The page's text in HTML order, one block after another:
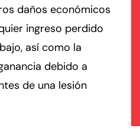
daños económicos
ingreso perdido
así como la
debido a
de una lesión